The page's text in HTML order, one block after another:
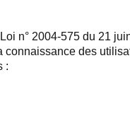
n° 2004-575 du 21
des
: